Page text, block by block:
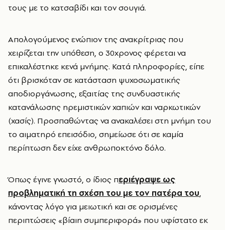
τους με το κατσαβίδι και τον σουγιά.
Απολογούμενος ενώπιον της ανακρίτριας που
χειρίζεται την υπόθεση, ο 30χρονος φέρεται να
επικαλέστηκε κενά μνήμης. Κατά πληροφορίες, είπε
ότι βρισκόταν σε κατάσταση ψυχοσωματικής
αποδιοργάνωσης, εξαιτίας της συνδυαστικής
κατανάλωσης ηρεμιστικών χαπιών και ναρκωτικών
(χασίς). Προσπαθώντας να ανακαλέσει στη μνήμη του
το αιματηρό επεισόδιο, σημείωσε ότι σε καμία
περίπτωση δεν είχε ανθρωποκτόνο δόλο.
Όπως έγινε γνωστό, ο ίδιος περιέγραψε ως
προβληματική τη σχέση του με τον πατέρα του,
κάνοντας λόγο για μειωτική και σε ορισμένες
περιπτώσεις «βίαιη συμπεριφορά» που υφίστατο εκ